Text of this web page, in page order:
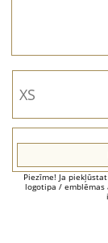
Piezīme! Ja
logotipa / emblēmas